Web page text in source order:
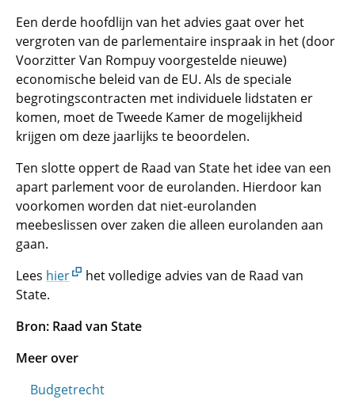
Een derde hoofdlijn van het advies gaat over het
vergroten van de parlementaire inspraak in het (door
Voorzitter Van Rompuy voorgestelde nieuwe)
economische beleid van de EU. Als de speciale
begrotingscontracten met individuele lidstaten er
komen, moet de Tweede Kamer de mogelijkheid
krijgen om deze jaarlijks te beoordelen.
Ten slotte oppert de Raad van State het idee van een
apart parlement voor de eurolanden. Hierdoor kan
voorkomen worden dat niet-eurolanden
meebeslissen over zaken die alleen eurolanden aan
gaan.
Lees hier
het volledige advies van de Raad van
State.
Bron: Raad van State
Meer over
Budgetrecht